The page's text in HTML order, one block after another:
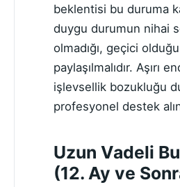
beklentisi bu duruma
duygu durumun nihai
olmadığı, geçici
paylaşılmalıdır. Aşırı
işlevsellik bozukluğu
profesyonel destek
Uzun Vadeli
(12. Ay ve